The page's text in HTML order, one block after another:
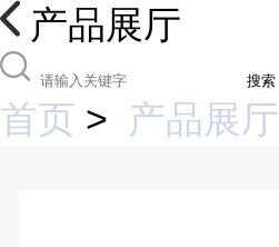
产品展厅
搜索
首页 > 产品展厅